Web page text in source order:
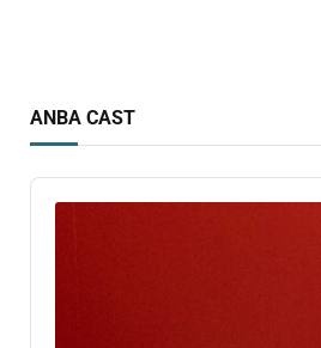
ANBA CAST
Audio
Player